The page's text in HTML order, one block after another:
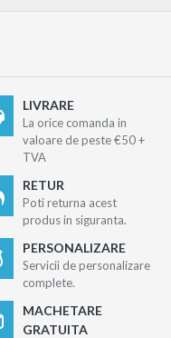
LIVRARE
La orice comanda in
valoare de peste €50 +
TVA
RETUR
Poti returna acest
produs in siguranta.
PERSONALIZARE
Servicii de personalizare
complete.
MACHETARE
GRATUITA